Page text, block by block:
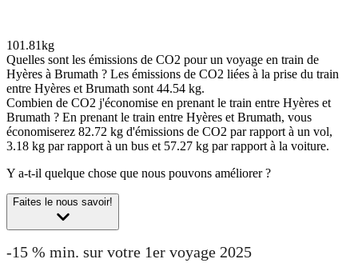
101.81kg
Quelles sont les émissions de CO2 pour un voyage en train de
Hyères à Brumath ? Les émissions de CO2 liées à la prise du train
entre Hyères et Brumath sont 44.54 kg.
Combien de CO2 j'économise en prenant le train entre Hyères et
Brumath ? En prenant le train entre Hyères et Brumath, vous
économiserez 82.72 kg d'émissions de CO2 par rapport à un vol,
3.18 kg par rapport à un bus et 57.27 kg par rapport à la voiture.
Y a-t-il quelque chose que nous pouvons améliorer ?
Faites le nous savoir!
-15 % min. sur votre 1er voyage 2025